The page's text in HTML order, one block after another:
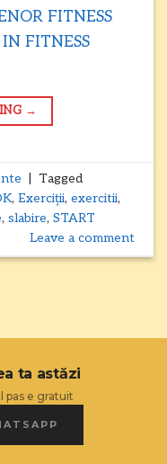
→
Tagged
,Exerciții,exercitii,
,slabire,START
Leave a comment
ta astăzi
pas e gratuit